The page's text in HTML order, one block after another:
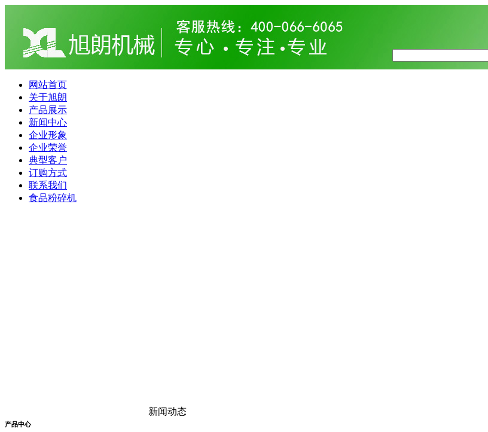
网站首页
关于旭朗
产品展示
新闻中心
企业形象
企业荣誉
典型客户
订购方式
联系我们
食品粉碎机
产品中心
新闻动态